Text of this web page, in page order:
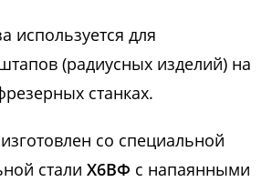
используется для
(радиусных изделий) на
станках.
со специальной
сталиХ6ВФ с напаянными